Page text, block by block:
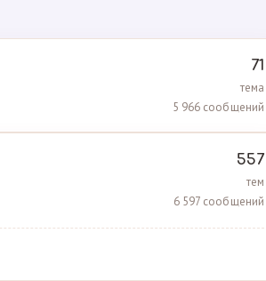
71
тема
5 966 сообщений
557
тем
6 597 сообщений